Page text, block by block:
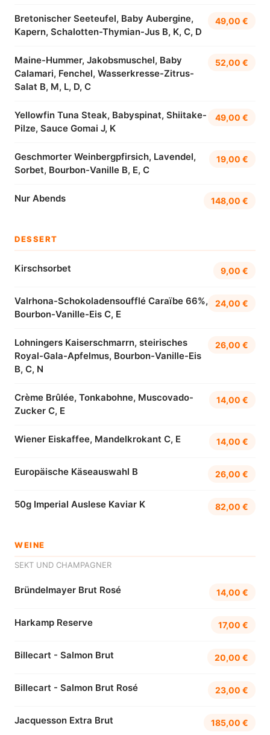
Bretonischer Seeteufel, Baby Aubergine,
Kapern, Schalotten-Thymian-Jus B, K, C, D
49,00 €
Maine-Hummer, Jakobsmuschel, Baby
Calamari, Fenchel, Wasserkresse-Zitrus-
Salat B, M, L, D, C
52,00 €
Yellowfin Tuna Steak, Babyspinat, Shiitake-
Pilze, Sauce Gomai J, K
49,00 €
Geschmorter Weinbergpfirsich, Lavendel,
Sorbet, Bourbon-Vanille B, E, C
19,00 €
Nur Abends 148,00 €
DESSERT
Kirschsorbet 9,00 €
Valrhona-Schokoladensoufflé Caraïbe 66%,
Bourbon-Vanille-Eis C, E
24,00 €
Lohningers Kaiserschmarrn, steirisches
Royal-Gala-Apfelmus, Bourbon-Vanille-Eis
B, C, N
26,00 €
Crème Brûlée, Tonkabohne, Muscovado-
Zucker C, E
14,00 €
Wiener Eiskaffee, Mandelkrokant C, E 14,00 €
Europäische Käseauswahl B 26,00 €
50g Imperial Auslese Kaviar K 82,00 €
WEINE
SEKT UND CHAMPAGNER
Bründelmayer Brut Rosé 14,00 €
Harkamp Reserve 17,00 €
Billecart - Salmon Brut 20,00 €
Billecart - Salmon Brut Rosé 23,00 €
Jacquesson Extra Brut 185,00 €